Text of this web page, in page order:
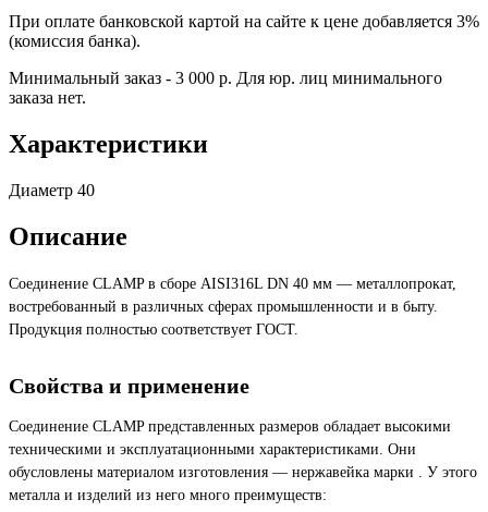
При оплате банковской картой на сайте к цене добавляется 3%
(комиссия банка).
Минимальный заказ - 3 000 р. Для юр. лиц минимального
заказа нет.
Характеристики
Диаметр 40
Описание
Соединение CLAMP в сборе AISI316L DN 40 мм — металлопрокат,
востребованный в различных сферах промышленности и в быту.
Продукция полностью соответствует ГОСТ.
Свойства и применение
Соединение CLAMP представленных размеров обладает высокими
техническими и эксплуатационными характеристиками. Они
обусловлены материалом изготовления — нержавейка марки . У этого
металла и изделий из него много преимуществ: